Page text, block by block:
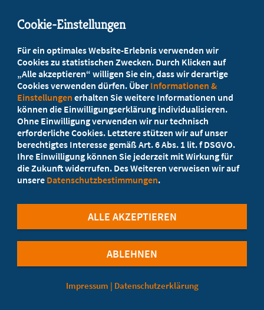
Ihr Landesverband berät Sie!
Ansprechpartner
Werden Sie jetzt Mitglied!
5 Vorteile einer Mitgliedschaft
©Marburger Bund
Cookie-Einstellungen Kontaktformular
Cookie-Einstellungen
Für ein optimales Website-Erlebnis verwenden wir
Cookies zu statistischen Zwecken. Durch Klicken auf
„Alle akzeptieren“ willigen Sie ein, dass wir derartige
Cookies verwenden dürfen. Über Informationen &
Einstellungen erhalten Sie weitere Informationen und
können die Einwilligungserklärung individualisieren.
Ohne Einwilligung verwenden wir nur technisch
erforderliche Cookies. Letztere stützen wir auf unser
berechtigtes Interesse gemäß Art. 6 Abs. 1 lit. f DSGVO.
Ihre Einwilligung können Sie jederzeit mit Wirkung für
die Zukunft widerrufen. Des Weiteren verweisen wir auf
unsere Datenschutzbestimmungen.
ABLEHNEN
ALLE AKZEPTIEREN
Impressum | Datenschutzerklärung